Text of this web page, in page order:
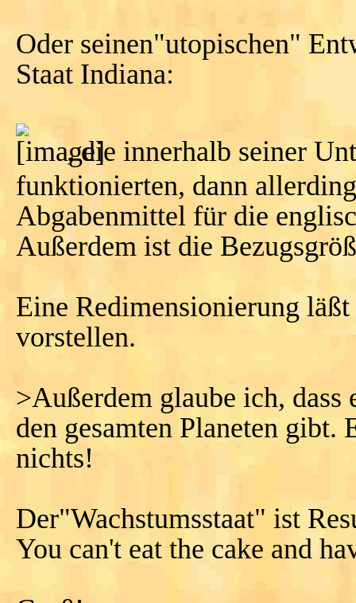
Oder seinen"utopischen"
Staat Indiana:
, die innerhalb seiner
funktionierten, dann
Abgabenmittel für die
Außerdem ist die
Eine Redimensionierung
vorstellen.
>Außerdem glaube ich,
den gesamten Planeten gibt.
nichts!
Der"Wachstumsstaat" ist
You can't eat the cake and